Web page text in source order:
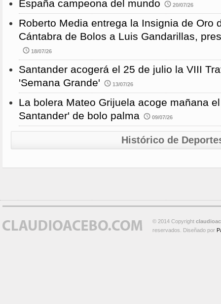
España campeona del mundo 20/07/26
Roberto Media entrega la Insignia de Oro
Cántabra de Bolos a Luis Gandarillas,
18/07/26
Santander acogerá el 25 de julio la VIII
'Semana Grande'
13/07/26
La bolera Mateo Grijuela acoge mañana
Santander' de bolo palma
09/07/26
Histórico de
© 2014 Copyright
reservados. Diseñado por